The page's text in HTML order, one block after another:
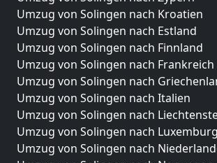
Umzug von Solingen nach Kroatien
Umzug von Solingen nach Estland
Umzug von Solingen nach Finnland
Umzug von Solingen nach Frankreich
Umzug von Solingen nach
Umzug von Solingen nach Italien
Umzug von Solingen nach
Umzug von Solingen nach Luxemburg
Umzug von Solingen nach